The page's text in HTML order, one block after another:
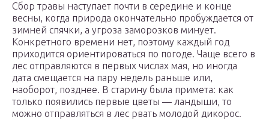
Сбор травы наступает почти в середине и конце
весны, когда природа окончательно пробуждается от
зимней спячки, а угроза заморозков минует.
Конкретного времени нет, поэтому каждый год
приходится ориентироваться по погоде. Чаще всего в
лес отправляются в первых числах мая, но иногда
дата смещается на пару недель раньше или,
наоборот, позднее. В старину была примета: как
только появились первые цветы — ландыши, то
можно отправляться в лес рвать молодой дикорос.